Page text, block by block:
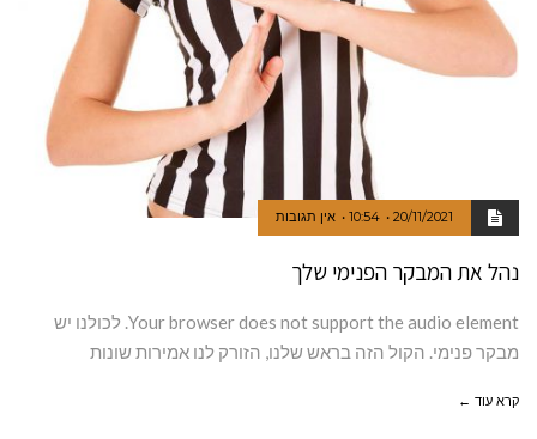
20/11/2021
10:54 אין תגובות
נהל את המבקר הפנימי שלך
Your browser does not support the audio element. לכולנו יש
מבקר פנימי. הקול הזה בראש שלנו, הזורק לנו אמירות שונות
קרא עוד ←